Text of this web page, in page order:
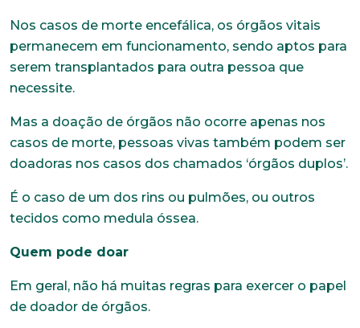
Nos casos de morte encefálica, os órgãos vitais
permanecem em funcionamento, sendo aptos para
serem transplantados para outra pessoa que
necessite.
Mas a doação de órgãos não ocorre apenas nos
casos de morte, pessoas vivas também podem ser
doadoras nos casos dos chamados ‘órgãos duplos’.
É o caso de um dos rins ou pulmões, ou outros
tecidos como medula óssea.
Quem pode doar
Em geral, não há muitas regras para exercer o papel
de doador de órgãos.